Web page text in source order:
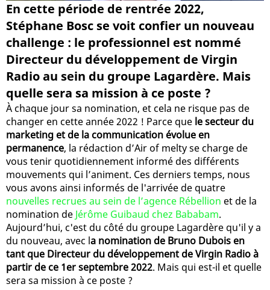
En cette période de rentrée 2022,
Stéphane Bosc se voit confier un nouveau
challenge : le professionnel est nommé
Directeur du développement de Virgin
Radio au sein du groupe Lagardère. Mais
quelle sera sa mission à ce poste ?
À chaque jour sa nomination, et cela ne risque pas de
changer en cette année 2022 ! Parce que le secteur du
marketing et de la communication évolue en
permanence, la rédaction d’Air of melty se charge de
vous tenir quotidiennement informé des différents
mouvements qui l’animent. Ces derniers temps, nous
vous avons ainsi informés de l'arrivée de quatre
nouvelles recrues au sein de l’agence Rébellion et de la
nomination de Jérôme Guibaud chez Bababam.
Aujourd’hui, c'est du côté du groupe Lagardère qu'il y a
du nouveau, avec la nomination de Bruno Dubois en
tant que Directeur du développement de Virgin Radio à
partir de ce 1er septembre 2022. Mais qui est-il et quelle
sera sa mission à ce poste ?